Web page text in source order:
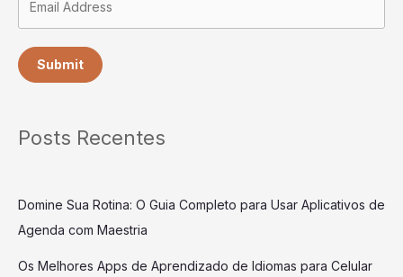
Submit
Posts Recentes
Domine Sua Rotina: O Guia Completo para Usar Aplicativos de
Agenda com Maestria
Os Melhores Apps de Aprendizado de Idiomas para Celular